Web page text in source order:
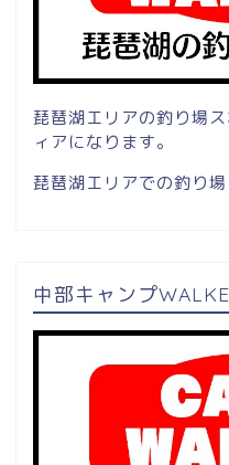
琵琶湖エリアの釣り場
ィアになります。
琵琶湖エリアでの釣り
中部キャンプ